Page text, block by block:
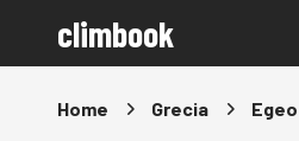
climbook
Home Grecia